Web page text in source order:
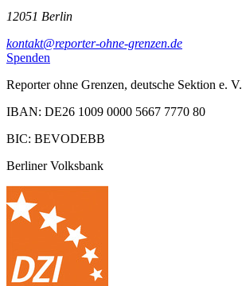
12051 Berlin
kontakt@reporter-ohne-grenzen.de
Spenden
Reporter ohne Grenzen, deutsche Sektion e. V.
IBAN: DE26 1009 0000 5667 7770 80
BIC: BEVODEBB
Berliner Volksbank